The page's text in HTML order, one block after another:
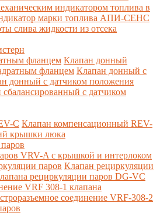
индикатором топлива в
марки топлива АПИ-СЕНС
слива жидкости из отсека
фланцем Клапан донный
фланцем Клапан донный с
донный с датчиком положения
с датчиком
C Клапан компенсационный REV-
крышки люка
VRV-A с крышкой и интерлоком
паров Клапан рециркуляции
рециркуляции паров DG-VC
VRF 308-1 клапана
соединение VRF-308-2